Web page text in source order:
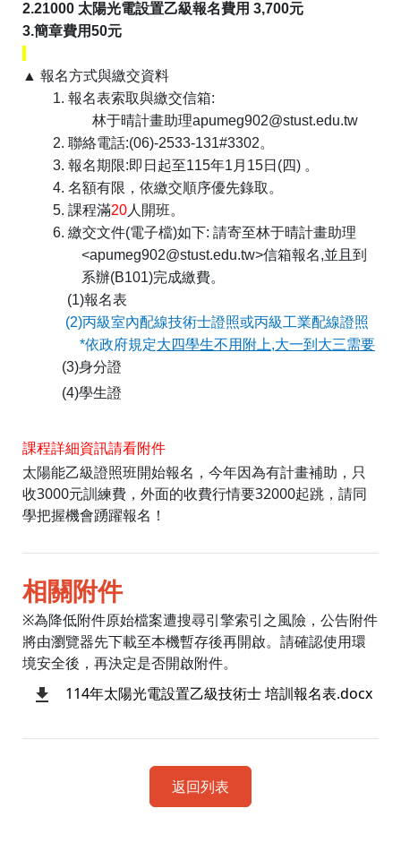
2.21000 太陽光電設置乙級報名費用 3,700元
3.簡章費用50元
▲ 報名方式與繳交資料
1. 報名表索取與繳交信箱:
林于晴計畫助理apumeg902@stust.edu.tw
2. 聯絡電話:(06)-2533-131#3302。
3. 報名期限:即日起至115年1 月 15日 (四) 。
4. 名額有限，依繳交順序優先錄取 。
5. 課程滿20人開班。
6. 繳交文件(電子檔)如下: 請寄至林于晴計畫助理
<apumeg902@stust.edu.tw>信箱報名,並且到
系辦(B101)完成繳費。
(1)報名表
(2)丙級室內配線技術士證照或丙級工業配線證照
*依政府規定大四學生不用附上,大一到大三需要
(3)身分證
(4)學生證
課程詳細資訊請看附件
太陽能乙級證照班開始報名，今年因為有計畫補助，只
收3000元訓練費，外面的收費行情要32000起跳，請同
學把握機會踴躍報名！
相關附件
※為降低附件原始檔案遭搜尋引擎索引之風險，公告附件
將由瀏覽器先下載至本機暫存後再開啟。請確認使用環
境安全後，再決定是否開啟附件。
114年太陽光電設置乙級技術士 培訓報名表.docx
返回列表